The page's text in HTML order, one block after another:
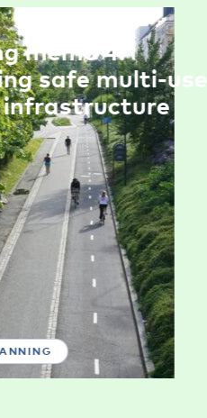
memo 4:
safe multi-use
infrastructure